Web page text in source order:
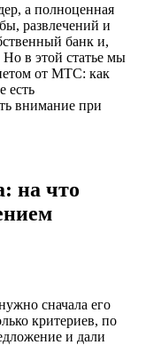
а полноценная
развлечений и
банк и,
в этой статье мы
от МТС: как
есть
внимание при
на что
сначала его
критериев, по
и дали